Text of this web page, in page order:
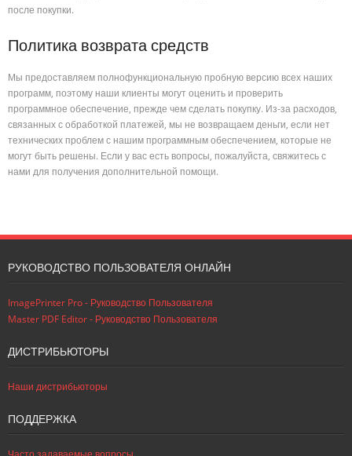
после покупки.
Политика возврата средств
Мы предоставляем полнофункциональную пробную версию всех наших
программ, поэтому наши клиенты могут оценить и проверить
программное обеспечение, прежде чем сделать покупку. Из-за расходов,
связанных с обработкой платежей, мы не возвращаем деньги, если нет
технических проблем с нашим программным обеспечением, которые не
могут быть решены. Если у вас есть вопросы, пожалуйста, свяжитесь с
нами для получения дополнительной помощи.
РУКОВОДСТВО ПОЛЬЗОВАТЕЛЯ ОНЛАЙН
ImagePrinter Pro - Руководство Пользователя
Master PDF Editor - Руководство Пользователя
ДИСТРИБЬЮТОРЫ
Наши дистрибьюторы
ПОДДЕРЖКА